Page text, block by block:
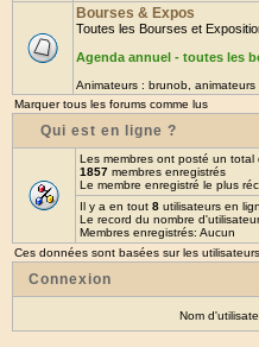
Bourses & Expos
Toutes les Bourses et
Agenda annuel - toutes les
Animateurs : brunob animateurs
Marquer tous les forums comme lus
Qui est en ligne ?
Les membres ont posté un total
1857 membres enregistrés
Le membre enregistré le plus
Il y a en tout 8 utilisateurs en
Le record du nombre
Membres enregistrés: Aucun
Ces données sont basées sur les
Connexion
Nom